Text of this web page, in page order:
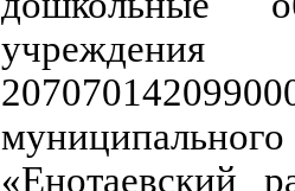
«Енотаевский